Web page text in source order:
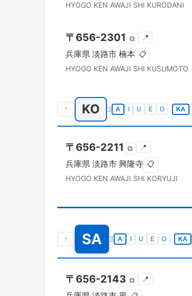
HYOGO KEN AWAJI SHI KURODANI
〒 656-2301 ⧉ 📍
兵庫県 淡路市 楠本 📋
HYOGO KEN AWAJI SHI KUSUMOTO
↑ KO 3 A U E O KA
〒 656-2211 ⧉ 📍
兵庫県 淡路市 興隆寺 📋
HYOGO KEN AWAJI SHI KORYUJI
↑ SA 3 A U E O KA
〒 656-2143 ⧉ 📍